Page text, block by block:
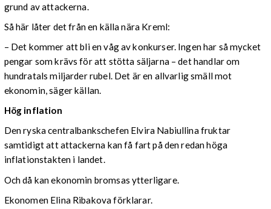
grund av attackerna.
Så här låter det från en källa nära Kreml:
– Det kommer att bli en våg av konkurser. Ingen har så mycket
pengar som krävs för att stötta säljarna – det handlar om
hundratals miljarder rubel. Det är en allvarlig smäll mot
ekonomin, säger källan.
Hög inflation
Den ryska centralbankschefen Elvira Nabiullina fruktar
samtidigt att attackerna kan få fart på den redan höga
inflationstakten i landet.
Och då kan ekonomin bromsas ytterligare.
Ekonomen Elina Ribakova förklarar.